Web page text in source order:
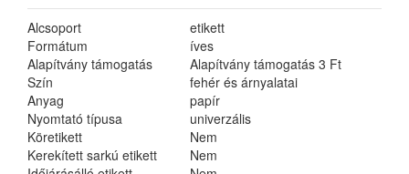
Alcsoport
etikett
Formátum
íves
Alapítvány támogatás
Alapítvány támogatás 3 Ft
Szín
fehér és árnyalatai
Anyag
papír
Nyomtató típusa
univerzális
Köretikett
Nem
Kerekített sarkú etikett
Nem